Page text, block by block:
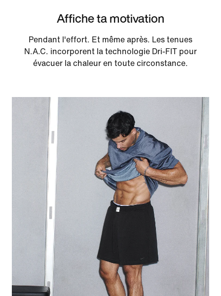
Affiche ta motivation
Pendant l'effort. Et même après. Les tenues
N.A.C. incorporent la technologie Dri-FIT pour
évacuer la chaleur en toute circonstance.